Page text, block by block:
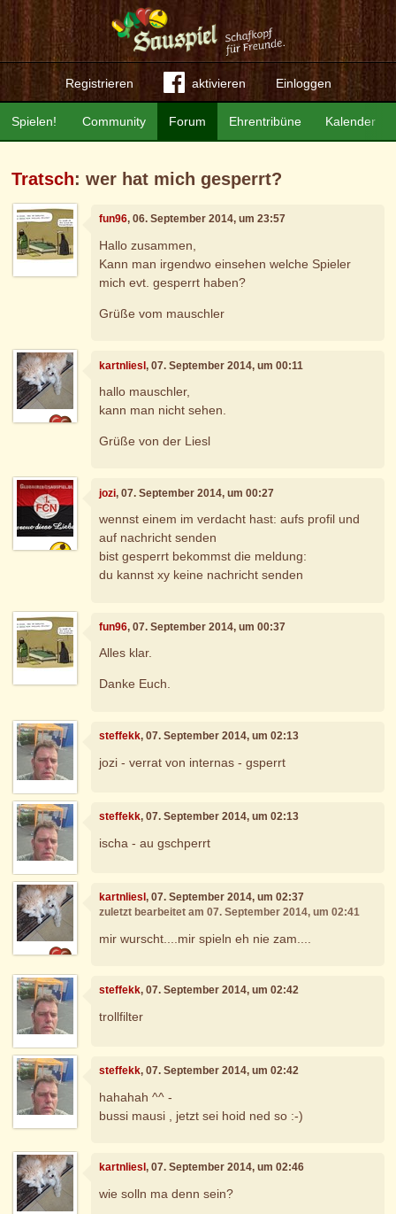
Registrieren aktivieren Einloggen
Community Forum Ehrentribüne Kalender
Spielen!
Tratsch: wer hat mich gesperrt?
fun96, 06. September 2014, um 23:57
Hallo zusammen,
Kann man irgendwo einsehen welche Spieler
mich evt. gesperrt haben?
Grüße vom mauschler
kartnliesl, 07. September 2014, um 00:11
hallo mauschler,
kann man nicht sehen.
Grüße von der Liesl
jozi, 07. September 2014, um 00:27
wennst einem im verdacht hast: aufs profil und
auf nachricht senden
bist gesperrt bekommst die meldung:
du kannst xy keine nachricht senden
fun96, 07. September 2014, um 00:37
Alles klar.
Danke Euch.
steffekk, 07. September 2014, um 02:13
jozi - verrat von internas - gsperrt
steffekk, 07. September 2014, um 02:13
ischa - au gschperrt
kartnliesl, 07. September 2014, um 02:37
zuletzt bearbeitet am 07. September 2014, um 02:41
mir wurscht....mir spieln eh nie zam....
steffekk, 07. September 2014, um 02:42
trollfilter
steffekk, 07. September 2014, um 02:42
hahahah ^^ -
bussi mausi , jetzt sei hoid ned so :-)
kartnliesl, 07. September 2014, um 02:46
wie solln ma denn sein?